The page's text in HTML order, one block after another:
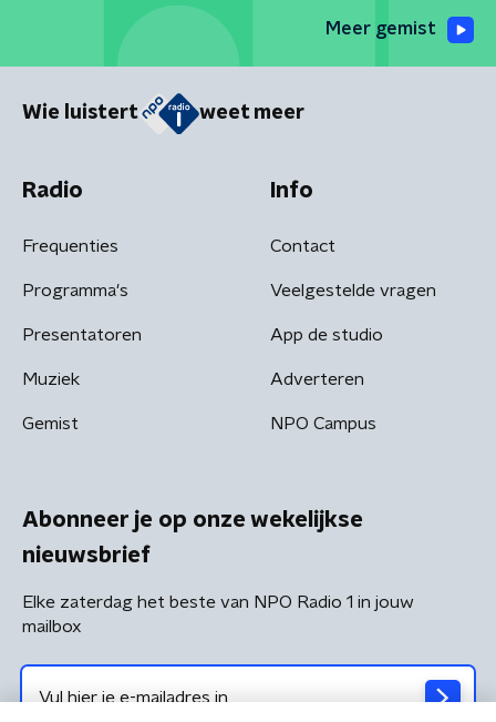
Meer gemist
Wie luistert weet meer
Radio
Frequenties
Programma's
Presentatoren
Muziek
Gemist
Info
Contact
Veelgestelde vragen
App de studio
Adverteren
NPO Campus
Abonneer je op onze wekelijkse
nieuwsbrief
Elke zaterdag het beste van NPO Radio 1 in jouw
mailbox